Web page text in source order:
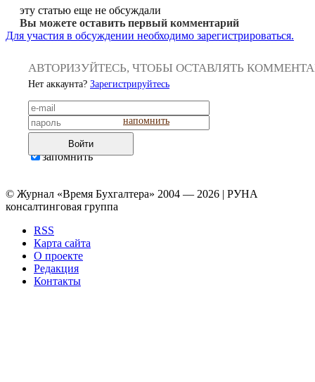
эту статью еще не обсуждали
Вы можете оставить первый комментарий
Для участия в обсуждении необходимо зарегистрироваться.
АВТОРИЗУЙТЕСЬ, ЧТОБЫ ОСТАВЛЯТЬ
Нет аккаунта? Зарегистрируйтесь
напомнить
Войти
запомнить
© Журнал «Время Бухгалтера» 2004 — 2026 | РУНА
консалтинговая группа
RSS
Карта сайта
О проекте
Редакция
Контакты